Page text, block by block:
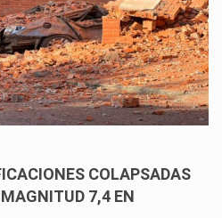
COLAPSADAS
7,4 EN